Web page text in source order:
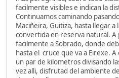
facilmente visibles e indican la
Continuamos caminando
Maciñeira, Guitiza, hasta llegar a
convertida en reserva natural.
facilmente a Sobrado, donde
hasta el cruce que va a Eirexe.
un par de kilometros divisando
vez alli, disfrutad del ambiente